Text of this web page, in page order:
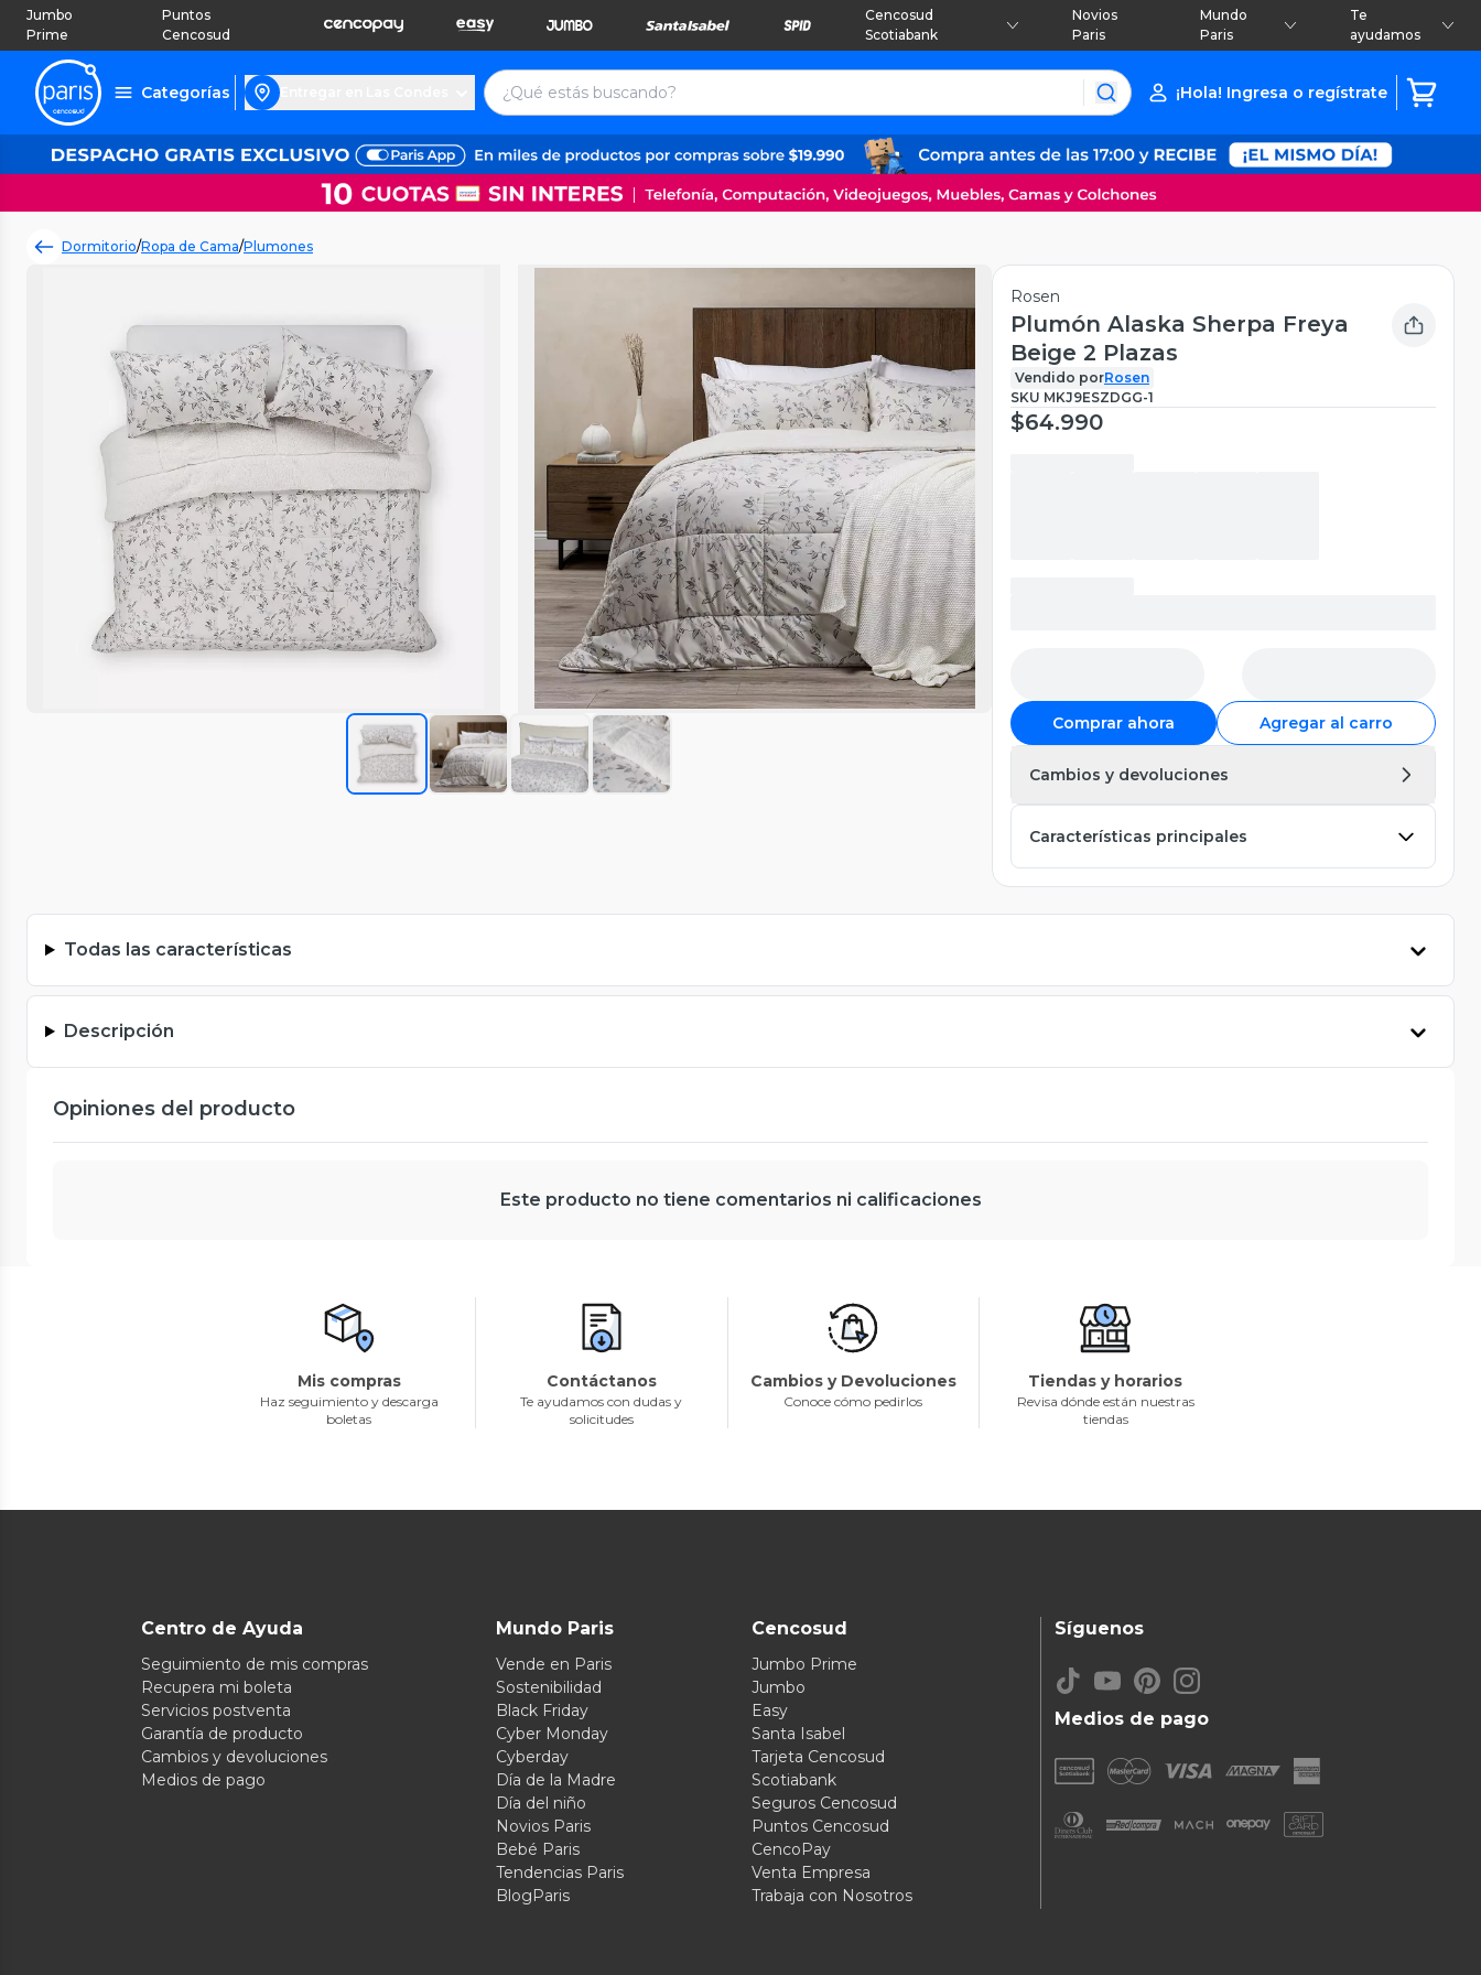
Jumbo
Prime
Puntos
Cencosud
Cencosud
Scotiabank
Novios
Paris
Mundo
Paris
Te
ayudamos
Categorías ¡Hola! Ingresa o regístrate
Dormitorio/Ropa de Cama/Plumones
Rosen
Plumón Alaska Sherpa Freya
Beige 2 Plazas
Vendido porRosen
SKU MKJ9ESZDGG-1
$64.990
Comprar ahora Agregar al carro
Cambios y devoluciones
Características principales
Todas las características
Descripción
Opiniones del producto
Este producto no tiene comentarios ni calificaciones
Mis compras
Haz seguimiento y descarga
boletas
Contáctanos
Te ayudamos con dudas y
solicitudes
Cambios y Devoluciones
Conoce cómo pedirlos
Tiendas y horarios
Revisa dónde están nuestras
tiendas
Centro de Ayuda
Seguimiento de mis compras
Recupera mi boleta
Servicios postventa
Garantía de producto
Cambios y devoluciones
Medios de pago
Mundo Paris
Vende en Paris
Sostenibilidad
Black Friday
Cyber Monday
Cyberday
Día de la Madre
Día del niño
Novios Paris
Bebé Paris
Tendencias Paris
BlogParis
Cencosud
Jumbo Prime
Jumbo
Easy
Santa Isabel
Tarjeta Cencosud
Scotiabank
Seguros Cencosud
Puntos Cencosud
CencoPay
Venta Empresa
Trabaja con Nosotros
Medios de pago
Síguenos